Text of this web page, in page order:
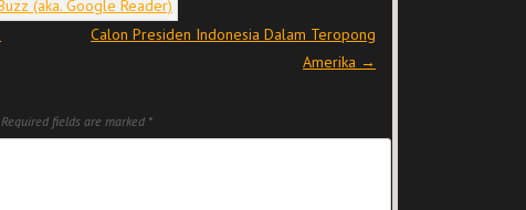
Calon Presiden Indonesia Dalam Teropong
Amerika →
Required fields are marked *